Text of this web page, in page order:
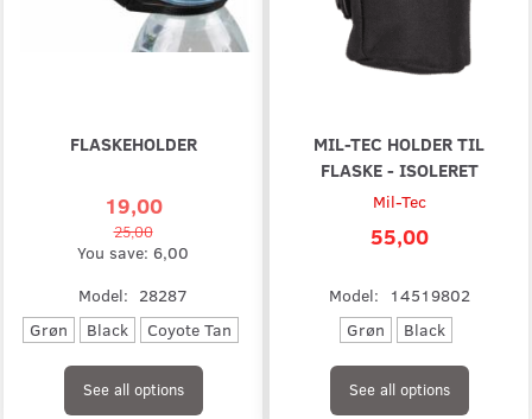
FLASKEHOLDER
19,00
25,00
You save: 6,00
Model: 28287
Grøn
Black Coyote Tan
See all options
MIL-TEC HOLDER TIL
FLASKE - ISOLERET
Mil-Tec
55,00
Model:
14519802
Grøn
Black
See all options